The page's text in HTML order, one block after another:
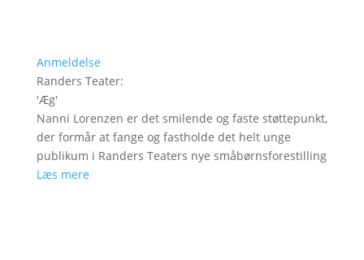
Anmeldelse
Randers Teater:
'Æg'
Nanni Lorenzen er det smilende og faste støttepunkt,
der formår at fange og fastholde det helt unge
publikum i Randers Teaters nye småbørnsforestilling
Læs mere